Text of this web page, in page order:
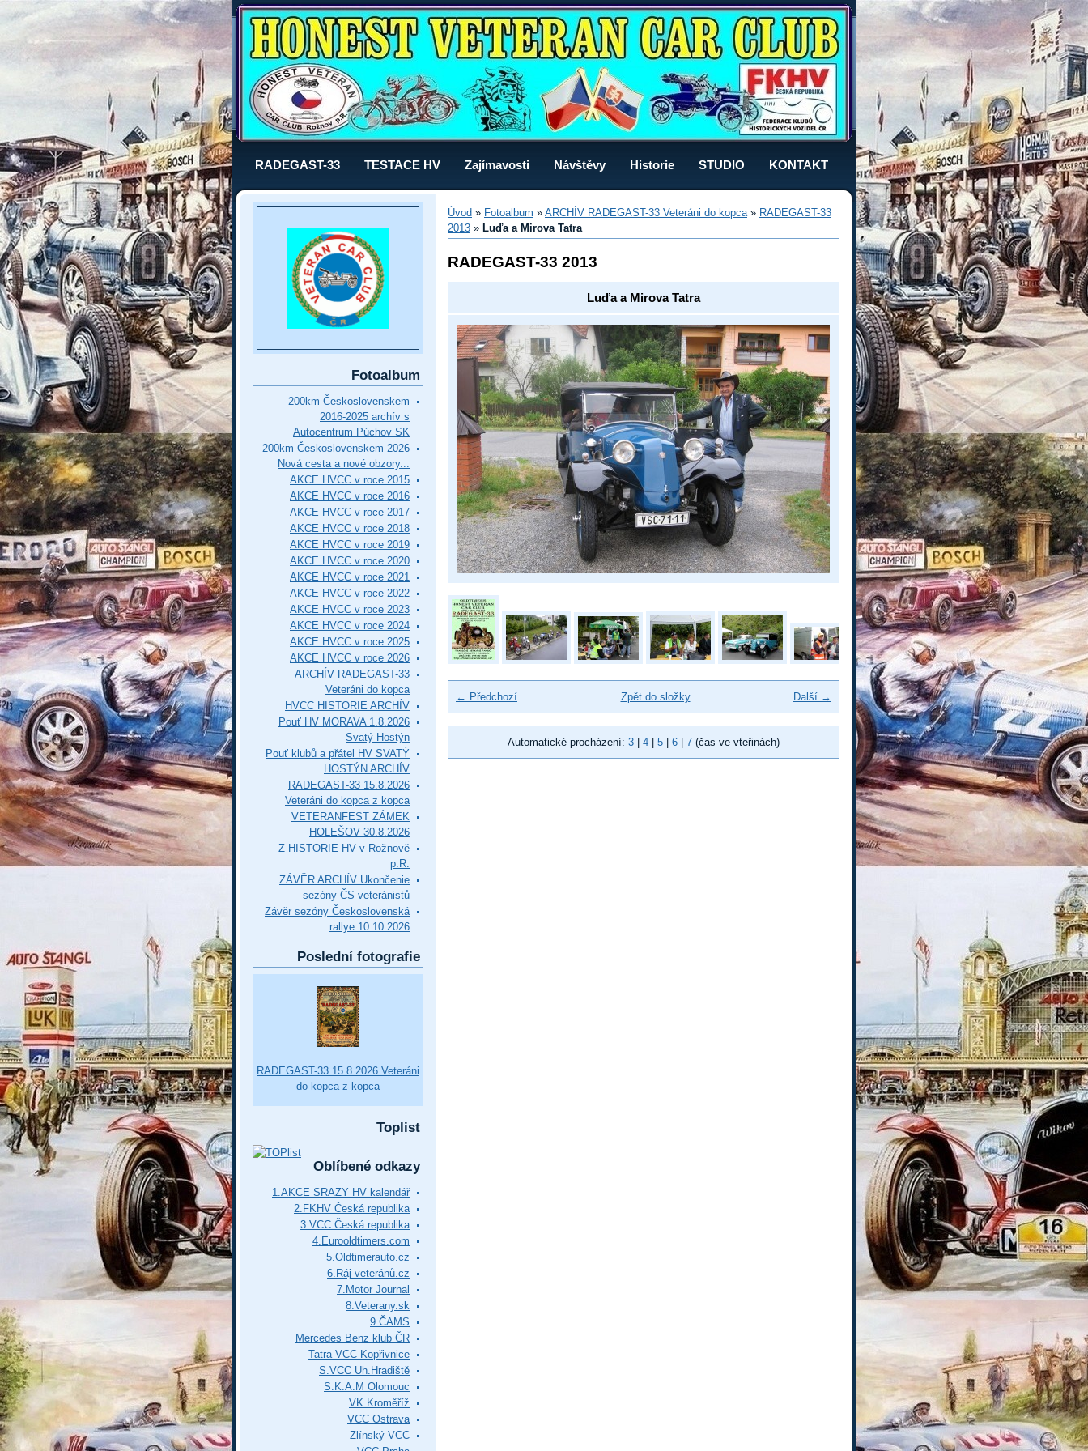
RADEGAST-33 TESTACE HV Zajímavosti Návštěvy Historie STUDIO KONTAKT
Úvod » Fotoalbum » ARCHÍV RADEGAST-33 Veteráni do kopca» RADEGAST-33
2013 » Luďa a Mirova Tatra
RADEGAST-33 2013
Luďa a Mirova Tatra
← Předchozí Další →
Zpět do složky
Automatické procházení: 3 4 5 6 7 (čas ve vteřinách)
Fotoalbum
200km Československem
2016-2025 archív s
Autocentrum Púchov SK
200km Československem 2026
Nová cesta a nové obzory...
AKCE HVCC v roce 2015
AKCE HVCC v roce 2016
AKCE HVCC v roce 2017
AKCE HVCC v roce 2018
AKCE HVCC v roce 2019
AKCE HVCC v roce 2020
AKCE HVCC v roce 2021
AKCE HVCC v roce 2022
AKCE HVCC v roce 2023
AKCE HVCC v roce 2024
AKCE HVCC v roce 2025
AKCE HVCC v roce 2026
ARCHÍV RADEGAST-33
Veteráni do kopca
HVCC HISTORIE ARCHÍV
Pouť HV MORAVA 1.8.2026
Svatý Hostýn
Pouť klubů a přátel HV SVATÝ
HOSTÝN ARCHÍV
RADEGAST-33 15.8.2026
Veteráni do kopca z kopca
VETERANFEST ZÁMEK
HOLEŠOV 30.8.2026
Z HISTORIE HV v Rožnově
p.R.
ZÁVĚR ARCHÍV Ukončenie
sezóny ČS veteránistů
Závěr sezóny Československá
rallye 10.10.2026
Poslední fotografie
RADEGAST-33 15.8.2026 Veteráni
do kopca z kopca
Toplist
Oblíbené odkazy
1.AKCE SRAZY HV kalendář
2.FKHV Česká republika
3.VCC Česká republika
4.Eurooldtimers.com
5.Oldtimerauto.cz
6.Ráj veteránů.cz
7.Motor Journal
8.Veterany.sk
9.ČAMS
Mercedes Benz klub ČR
Tatra VCC Kopřivnice
S.VCC Uh.Hradiště
S.K.A.M Olomouc
VK Kroměříž
VCC Ostrava
Zlínský VCC